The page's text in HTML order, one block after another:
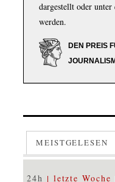
dargestellt oder
werden.
DEN PREIS
MEISTGELESEN
24h letzte Woche